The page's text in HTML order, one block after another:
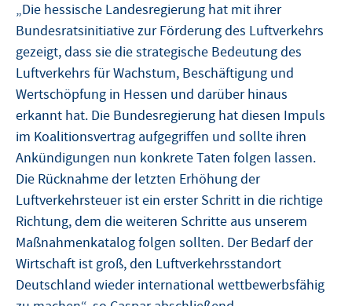
„Die hessische Landesregierung hat mit ihrer
Bundesratsinitiative zur Förderung des Luftverkehrs
gezeigt, dass sie die strategische Bedeutung des
Luftverkehrs für Wachstum, Beschäftigung und
Wertschöpfung in Hessen und darüber hinaus
erkannt hat. Die Bundesregierung hat diesen Impuls
im Koalitionsvertrag aufgegriffen und sollte ihren
Ankündigungen nun konkrete Taten folgen lassen.
Die Rücknahme der letzten Erhöhung der
Luftverkehrsteuer ist ein erster Schritt in die richtige
Richtung, dem die weiteren Schritte aus unserem
Maßnahmenkatalog folgen sollten. Der Bedarf der
Wirtschaft ist groß, den Luftverkehrsstandort
Deutschland wieder international wettbewerbsfähig